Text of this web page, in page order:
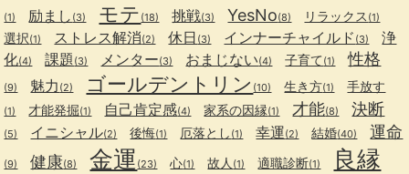
(1) 励まし (3) モテ (18) 挑戦(3) YesNo(8) リラックス (1)
選択(1) ストレス解消(2) 休日 (3) インナーチャイルド (3)
浄
化(4) 課題 (3) メンター(3) おまじない(4) 子育て(1) 性格
(9) 魅力 (2) ゴールデントリン (10) 生き方(1) 手放す
(1) 才能発掘(1) 自己肯定感(4) 家系の因縁(1) 才能(8) 決断
(5) イニシャル(2) 後悔(1) 厄落とし (1) 幸運(2) 結婚(40) 運命
(9) 健康(8) 金運 (23) 心(1) 故人 (1) 適職診断(1) 良縁